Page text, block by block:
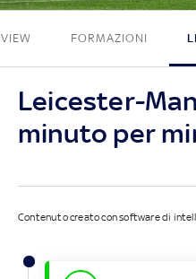
FORMAZIONI
Leicester-
minuto per
Contenuto creato con software di